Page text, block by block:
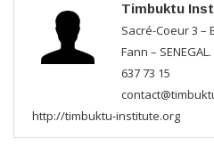
Timbuktu
Sacré-Coeur 3 –
Fann –
637 73 15
http://timbuktu-institute.org